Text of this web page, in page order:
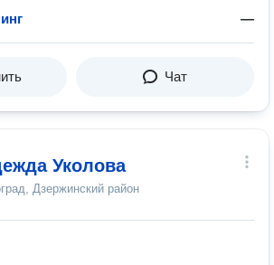
—
Чат
Уколова
Дзержинский район